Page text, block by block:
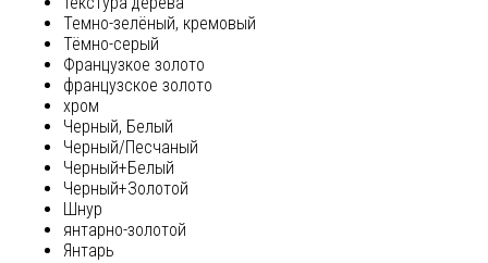
Темно-зелёный, кремовый
Тёмно-серый
Французкое золото
французское золото
хром
Черный, Белый
Черный/Песчаный
Черный+Белый
Черный+Золотой
Шнур
янтарно-золотой
Янтарь